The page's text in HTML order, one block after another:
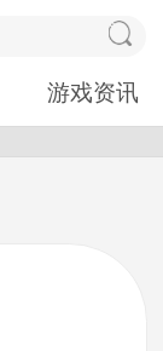
游戏资讯